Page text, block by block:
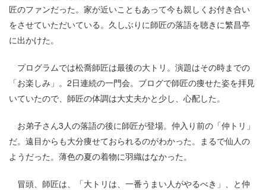
匠のファンだった。家が近いこともあって今も親しくお付き合い
をさせていただいている。久しぶりに師匠の落語を聴きに繁昌亭
に出かけた。
プログラムでは松喬師匠は最後の大トリ。演題はその時までの
「お楽しみ」。2日連続の一門会。ブログで師匠の痩せた姿を拝見
いていたので、師匠の体調は大丈夫かと少し、心配した。
お弟子さん3人の落語の後に師匠が登場。仲入り前の「仲トリ」
だ。遠目からも大分痩せておられるのがわかった。まるで仙人の
ようだった。薄色の夏の着物に羽織はなかった。
冒頭、師匠は、「大トリは、一番うまい人がやるべき」、と仲